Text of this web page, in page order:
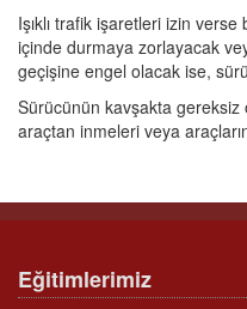
Işıklı trafik işaretleri izin
içinde durmaya zorlayacak
geçişine engel olacak ise,
Sürücünün kavşakta gereksiz
araçtan inmeleri veya
Eğitimlerimiz